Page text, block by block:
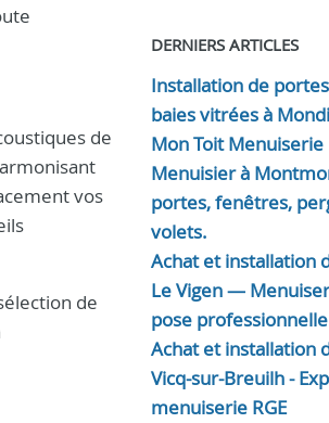
de
vos
de
DERNIERS ARTICLES
Installation de
baies vitrées à
Mon Toit Menuiserie
Menuisier à
portes, fenêtres,
volets.
Achat et installation
Le Vigen —
pose professionnelle
Achat et installation
Vicq-sur-Breuilh -
menuiserie RGE